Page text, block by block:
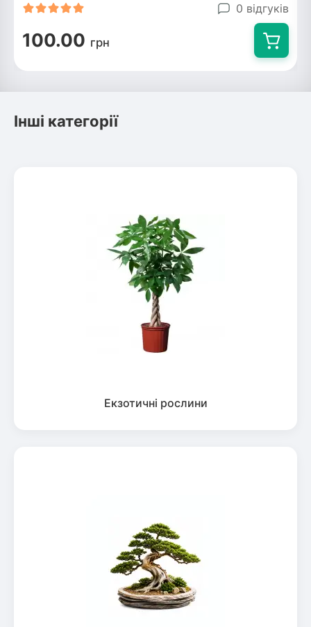
0 відгуків
100.00 грн
Інші категорії
Екзотичні рослини